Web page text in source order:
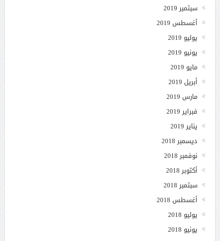
سبتمبر 2019
أغسطس 2019
يوليو 2019
يونيو 2019
مايو 2019
أبريل 2019
مارس 2019
فبراير 2019
يناير 2019
ديسمبر 2018
نوفمبر 2018
أكتوبر 2018
سبتمبر 2018
أغسطس 2018
يوليو 2018
يونيو 2018